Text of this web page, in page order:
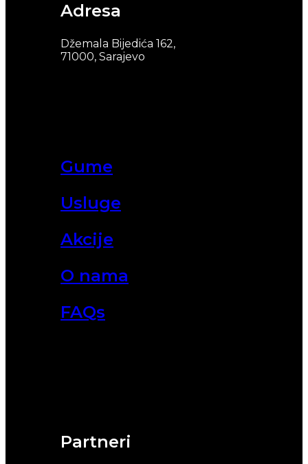
Partneri
Gume
Usluge
Akcije
O nama
FAQs
Adresa
Džemala Bijedića 162,
71000, Sarajevo